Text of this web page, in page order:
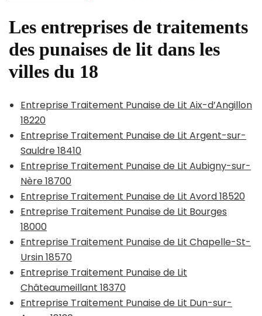
Les entreprises de traitements
des punaises de lit dans les
villes du 18
Entreprise Traitement Punaise de Lit Aix-d’Angillon
18220
Entreprise Traitement Punaise de Lit Argent-sur-
Sauldre 18410
Entreprise Traitement Punaise de Lit Aubigny-sur-
Nère 18700
Entreprise Traitement Punaise de Lit Avord 18520
Entreprise Traitement Punaise de Lit Bourges
18000
Entreprise Traitement Punaise de Lit Chapelle-St-
Ursin 18570
Entreprise Traitement Punaise de Lit
Châteaumeillant 18370
Entreprise Traitement Punaise de Lit Dun-sur-